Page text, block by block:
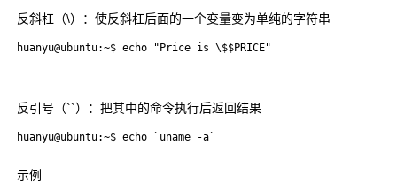
反斜杠（\）：使反斜杠后面的一个变量变为单纯的字符串
huanyu@ubuntu:~$ echo "Price is \$$PRICE"
反引号（``）：把其中的命令执行后返回结果
huanyu@ubuntu:~$ echo `uname -a`
示例